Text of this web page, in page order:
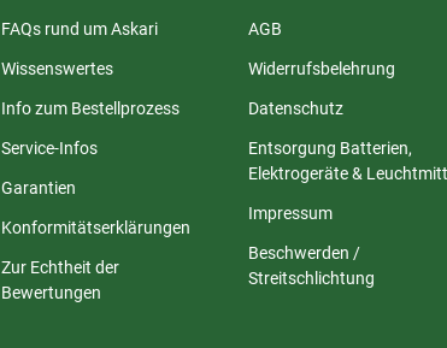
FAQs rund um Askari
Wissenswertes
Info zum Bestellprozess
Service-Infos
Garantien
Konformitätserklärungen
Zur Echtheit der
Bewertungen
AGB
Widerrufsbelehrung
Datenschutz
Entsorgung Batterien,
Elektrogeräte &
Impressum
Beschwerden /
Streitschlichtung